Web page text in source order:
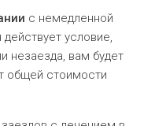
и с немедленной
условие,
незаезда, вам будет
общей стоимости